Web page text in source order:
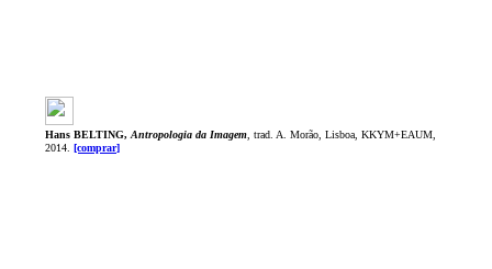
Hans BELTING,Antropologia da Imagem , trad. A. Morão, Lisboa, KKYM+EAUM,
2014.[comprar]